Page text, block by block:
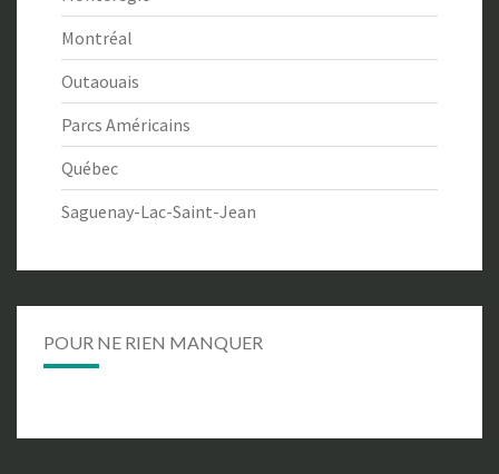
Montréal
Outaouais
Parcs Américains
Québec
Saguenay-Lac-Saint-Jean
POUR NE RIEN MANQUER